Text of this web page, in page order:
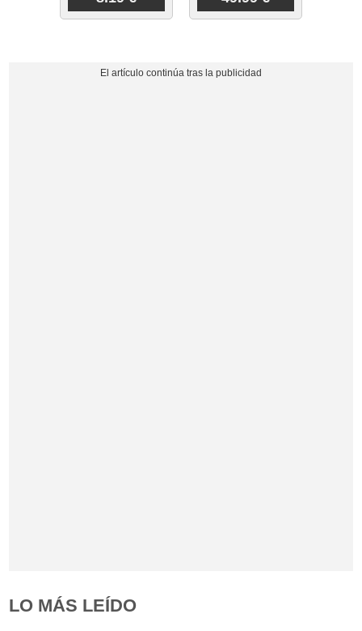
LO MÁS LEÍDO